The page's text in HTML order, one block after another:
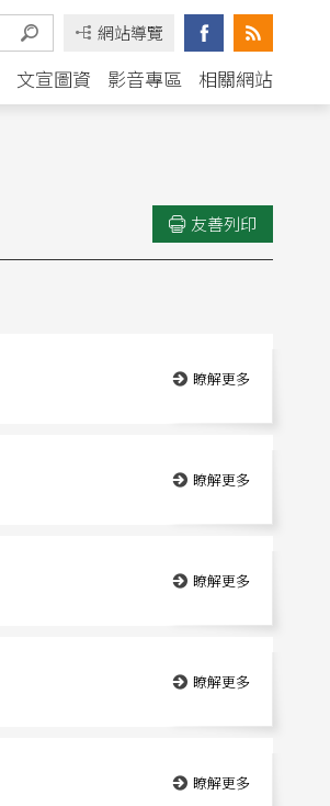
網站導覽
文宣圖資 影音專區 相關網站
友善列印
瞭解更多
瞭解更多
瞭解更多
瞭解更多
瞭解更多